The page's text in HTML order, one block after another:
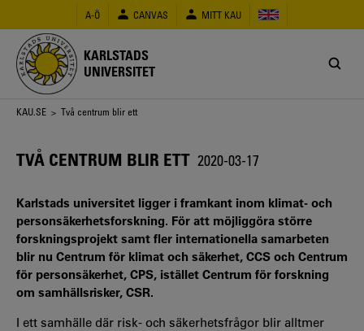
huvudinnehåll
A-Ö CANVAS MITT KAU
KARLSTADS
UNIVERSITET
Länkstig
KAU.SE > Två centrum blir ett
TVÅ CENTRUM BLIR ETT 2020-03-17
Karlstads universitet ligger i framkant inom klimat- och
personsäkerhetsforskning. För att möjliggöra större
forskningsprojekt samt fler internationella samarbeten
blir nu Centrum för klimat och säkerhet, CCS och Centrum
för personsäkerhet, CPS, istället Centrum för forskning
om samhällsrisker, CSR.
I ett samhälle där risk- och säkerhetsfrågor blir alltmer